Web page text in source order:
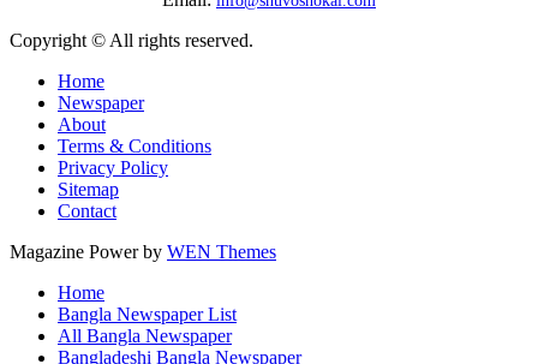
Copyright © All rights reserved.
Home
Newspaper
About
Terms & Conditions
Privacy Policy
Sitemap
Contact
Magazine Power by WEN Themes
Home
Bangla Newspaper List
All Bangla Newspaper
Bangladeshi Bangla Newspaper